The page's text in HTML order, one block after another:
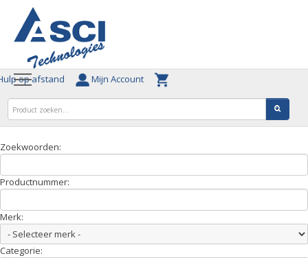
op afstand Mijn Account
Zoekwoorden:
Productnummer:
Merk:
Categorie: